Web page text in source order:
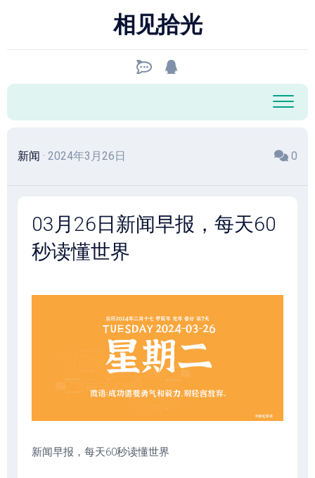
相见拾光
新闻 · 2024年3月26日 0
03月26日新闻早报，每天60
秒读懂世界
新闻早报，每天60秒读懂世界